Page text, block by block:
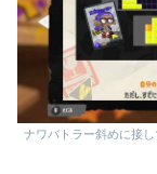
ナワバトラー斜めに接